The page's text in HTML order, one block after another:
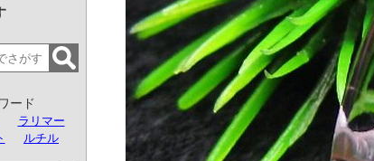
ード
ラリマー
ルチル